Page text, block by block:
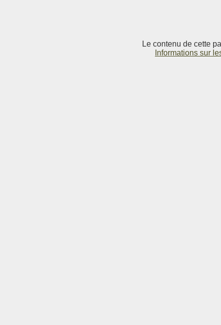
Le contenu de cette
Informations sur